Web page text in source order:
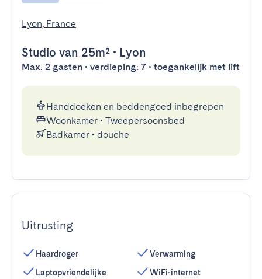
Lyon, France
Studio van 25m² • Lyon
Max. 2 gasten • verdieping: 7 • toegankelijk met lift
Handdoeken en beddengoed inbegrepen
Woonkamer • Tweepersoonsbed
Badkamer • douche
Uitrusting
Haardroger
Laptopvriendelijke
Verwarming
WiFi-internet